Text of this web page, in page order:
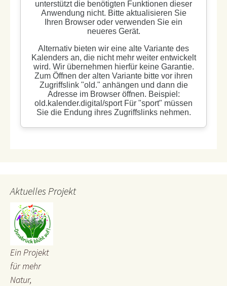
Aktuelles Projekt
Ein Projekt
für mehr
Natur,